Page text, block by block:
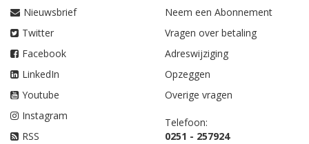
Nieuwsbrief
Twitter
Facebook
LinkedIn
Youtube
Instagram
RSS
Neem een Abonnement
Vragen over betaling
Adreswijziging
Opzeggen
Overige vragen
Telefoon:
0251 - 257924